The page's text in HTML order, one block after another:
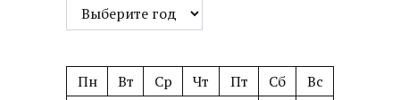
Пн Вт Ср Чт Пт Сб
Вс